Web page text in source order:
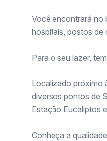
Você encontrará no
hospitais, postos de
Para o seu lazer,
Localizado próximo
diversos pontos de
Estação Eucaliptos
Conheça a